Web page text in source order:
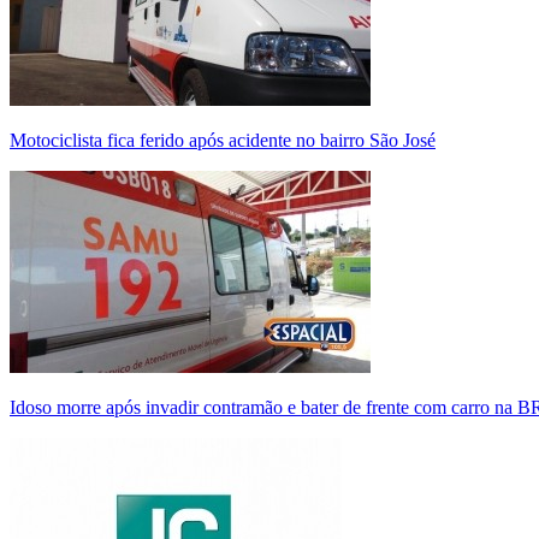
Motociclista fica ferido após acidente no bairro São José
Idoso morre após invadir contramão e bater de frente com carro na